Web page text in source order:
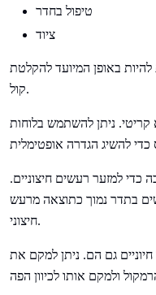
טיפול בחדר
ציוד
באופן המיועד להקלטת
קול.
ניתן להשתמש בלוחות
כדי למזער רעשים חיצוניים.
בתדר נמוך כתוצאה מרעש
חיצוני.
גם הם. ניתן למקם את